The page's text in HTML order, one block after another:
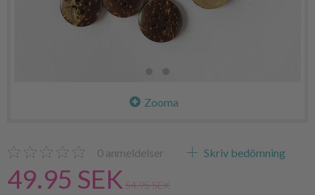
Zooma
0 anmeldelser Skriv bedömning
49.95 SEK 54.95 SEK